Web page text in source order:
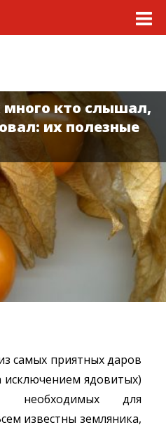
кто слышал,
их полезные
самых приятных даров
исключением ядовитых)
необходимых для
известны земляника,